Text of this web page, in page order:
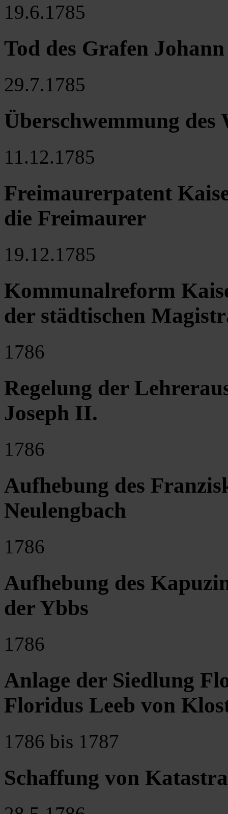
19.6.1785
Tod des Grafen
29.7.1785
Überschwemmung des
11.12.1785
Freimaurerpatent
die Freimaurer
19.12.1785
Kommunalreform
der städtischen
1786
Regelung der
Joseph II.
1786
Aufhebung des
Neulengbach
1786
Aufhebung des
der Ybbs
1786
Anlage der Siedlung
Floridus Leeb von
1786 bis 1787
Schaffung von